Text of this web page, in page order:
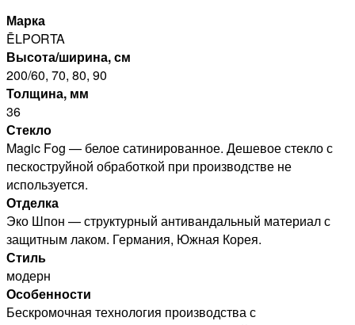
Марка
ĒLPORTA
Высота/ширина, см
200/60, 70, 80, 90
Толщина, мм
36
Стекло
Magic Fog — белое сатинированное. Дешевое стекло с
пескоструйной обработкой при производстве не
используется.
Отделка
Эко Шпон — структурный антивандальный материал с
защитным лаком. Германия, Южная Корея.
Стиль
модерн
Особенности
Бескромочная технология производства с